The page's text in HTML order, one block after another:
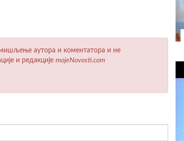
аутора и коментатора и не
и редакције mojeNovosti.com